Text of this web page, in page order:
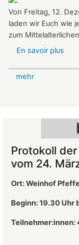
Von Freitag, 12.
laden wir Euch wie
zum
En savoir plus
mehr
Protokoll
vom 24.
Ort: Weinhof
Beginn: 19.30 Uhr
Teilnehmer:innen: